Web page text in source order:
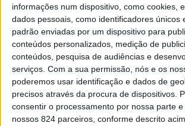
informações num dispositivo, como cookies,
dados pessoais, como identificadores únicos
padrão enviadas por um dispositivo para
conteúdos personalizados, medição de
conteúdos, pesquisa de audiências e
serviços. Com a sua permissão, nós e os
poderemos usar identificação e dados de
precisos através da procura de dispositivos.
consentir o processamento por nossa parte
nossos 824 parceiros, conforme descrito
Ponte de Sor recebe a primeira edição
Saúde
Redacção - 22 de Novembro, 2021
Publicidade